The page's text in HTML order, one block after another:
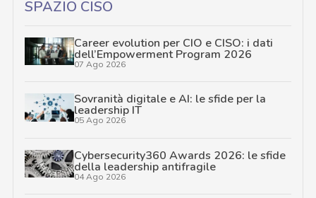
SPAZIO CISO
Career evolution per CIO e CISO: i dati
dell’Empowerment Program 2026
07 Ago 2026
Sovranità digitale e AI: le sfide per la
leadership IT
05 Ago 2026
Cybersecurity360 Awards 2026: le sfide
della leadership antifragile
04 Ago 2026